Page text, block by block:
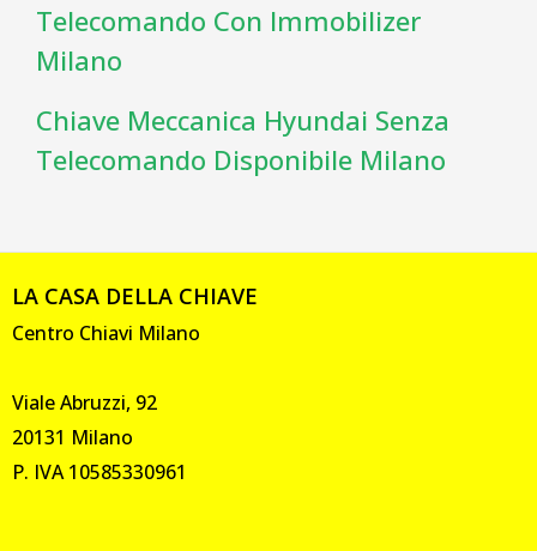
Telecomando Con Immobilizer
Milano
Chiave Meccanica Hyundai Senza
Telecomando Disponibile Milano
LA CASA DELLA CHIAVE
Centro Chiavi Milano
Viale Abruzzi, 92
20131 Milano
P. IVA 10585330961